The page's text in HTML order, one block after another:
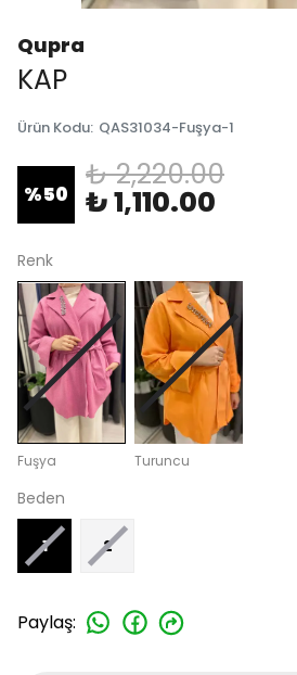
Qupra
KAP
Ürün Kodu: QAS31034-Fuşya-1
%50
₺ 2,220.00
₺ 1,110.00
Renk
Fuşya Turuncu
Beden
1 2
Paylaş: